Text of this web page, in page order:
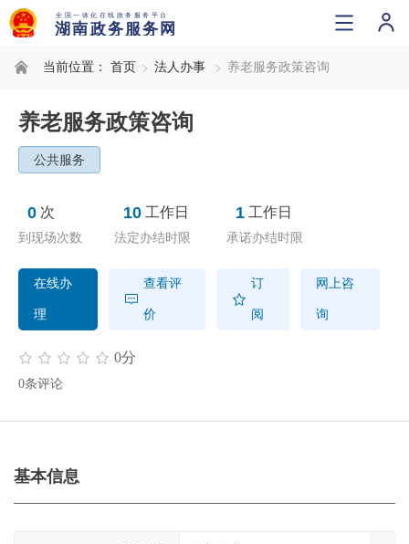
当前位置： 首页 法人办事 养老服务政策咨询
养老服务政策咨询
公共服务
0 次
到现场次数
10 工作日
法定办结时限
1 工作日
承诺办结时限
在线办
理
查看评
价
订
阅
网上咨
询
0分
0条评论
基本信息